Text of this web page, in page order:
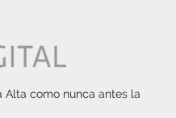
Alta como nunca antes la